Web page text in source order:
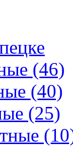
(46)
(40)
(25)